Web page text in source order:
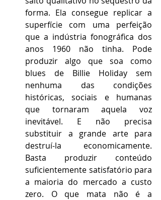
forma. Ela consegue replicar a
superfície com uma perfeição
que a indústria fonográfica dos
anos 1960 não tinha. Pode
produzir algo que soa como
blues de Billie Holiday sem
nenhuma das condições
históricas, sociais e humanas
que tornaram aquela voz
inevitável. E não precisa
substituir a grande arte para
destruí-la economicamente.
Basta produzir conteúdo
suficientemente satisfatório para
a maioria do mercado a custo
zero. O que mata não é a